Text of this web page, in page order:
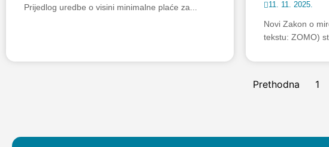
Prijedlog uredbe o visini minimalne plaće za...
11. 11. 2025.
Novi Zakon o
tekstu: ZOMO)
Prethodna 1